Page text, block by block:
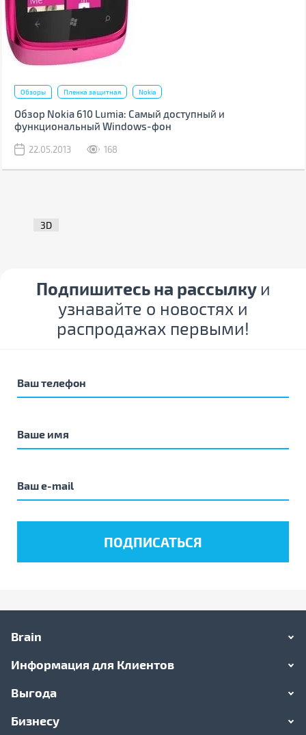
Обзоры Пленка защитная Nokia
Обзор Nokia 610 Lumia: Самый доступный и
функциональный Windows-фон
22.05.2013 168
3D
Подпишитесь на рассылку и
узнавайте о новостях и
распродажах первыми!
Brain
Информация для Клиентов
Выгода
Бизнесу